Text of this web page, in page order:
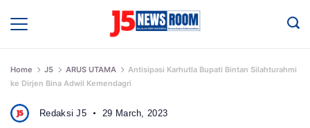
Home J5 ARUS UTAMA
Antisipasi Karhutla Bupati Bintan Silahturahmi
ke Dirjen Bina Adwil Kemendagri
Redaksi J5 29 March, 2023